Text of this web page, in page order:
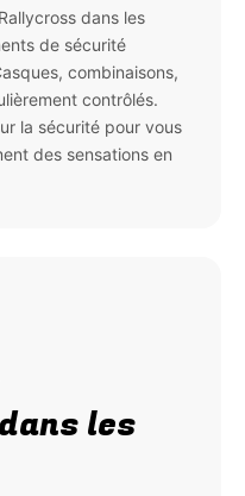
dans les
de sécurité
combinaisons,
contrôlés.
la sécurité pour vous
des sensations en
les